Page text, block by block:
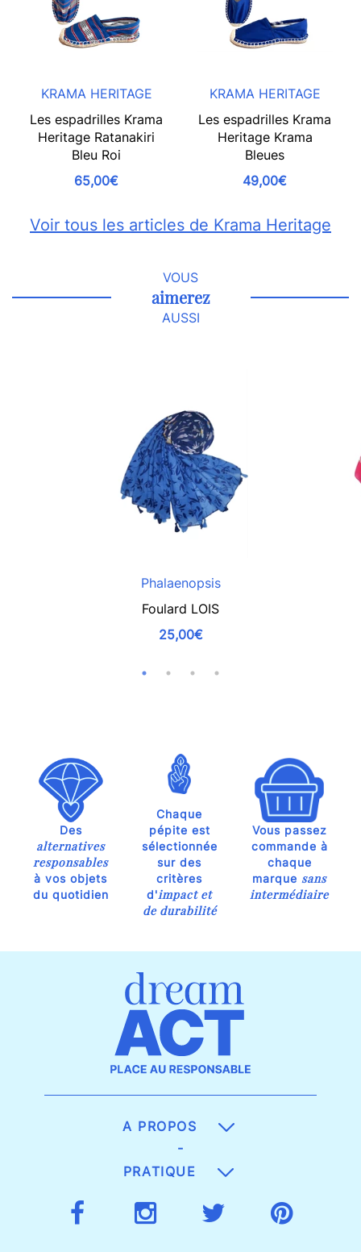
KRAMA HERITAGE
Les espadrilles Krama
Heritage Ratanakiri
Bleu Roi
65,00€
KRAMA HERITAGE
Les espadrilles Krama
Heritage Krama
Bleues
49,00€
Voir tous les articles de Krama Heritage
VOUS
aimerez
AUSSI
Phalaenopsis
Foulard LOIS
25,00€
Des
alternatives
responsables
à vos objets
du quotidien
Chaque
pépite est
sélectionnée
sur des
critères
d'impact et
de durabilité
Vous passez
commande à
chaque
marque sans
intermédiaire
A PROPOS
-
PRATIQUE